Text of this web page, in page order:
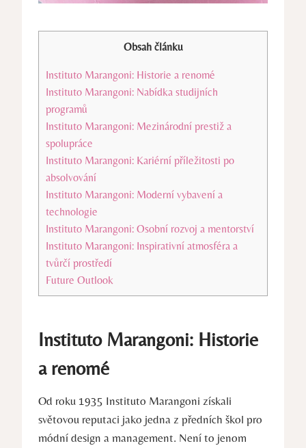
Obsah článku
Instituto Marangoni: Historie a renomé
Instituto Marangoni: Nabídka studijních
programů
Instituto Marangoni: Mezinárodní ⁤prestiž ⁣a
spolupráce
Instituto Marangoni: Kariérní příležitosti po
‍absolvování
Instituto Marangoni: Moderní vybavení ⁤a‍
technologie
Instituto Marangoni: Osobní rozvoj a mentorství
Instituto Marangoni: Inspirativní atmosféra a
tvůrčí prostředí
Future‌ Outlook
Instituto Marangoni: Historie
a renomé
Od‍ roku 1935 Instituto Marangoni získali
světovou‌ reputaci jako jedna‍ z předních škol⁤ pro
módní design ​a management. Není to jenom⁣